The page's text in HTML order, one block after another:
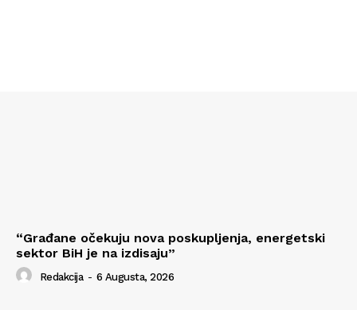
“Građane očekuju nova poskupljenja, energetski
sektor BiH je na izdisaju”
Redakcija - 6 Augusta, 2026